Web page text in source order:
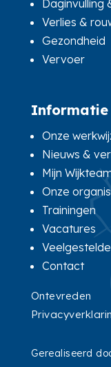
Daginvulling
Verlies &
Gezondheid
Vervoer
Informatie
Onze
Nieuws &
Mijn
Onze
Trainingen
Vacatures
Contact
Ontevreden
Gerealiseerd